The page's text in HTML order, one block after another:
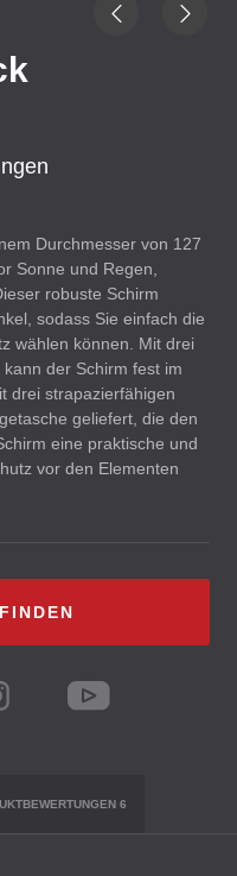
Durchmesser von 127
Sonne und Regen,
robuste Schirm
sodass Sie einfach die
wählen können. Mit drei
der Schirm fest im
drei strapazierfähigen
geliefert, die den
eine praktische und
vor den Elementen
6